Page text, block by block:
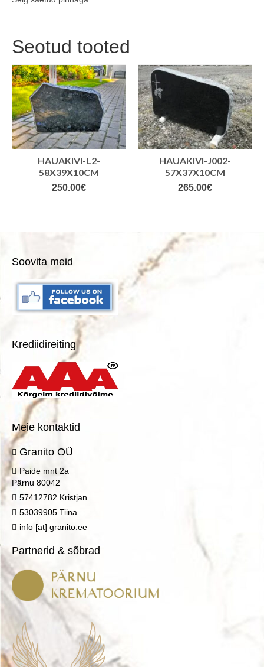
Seotud tooted
HAUAKIVI-L2-
58X39X10CM
250.00€
HAUAKIVI-J002-
57X37X10CM
265.00€
Soovita meid
Krediidireiting
Meie kontaktid
Granito OÜ
Paide mnt 2a
Pärnu 80042
57412782 Kristjan
53039905 Tiina
info [at] granito.ee
Partnerid & sõbrad